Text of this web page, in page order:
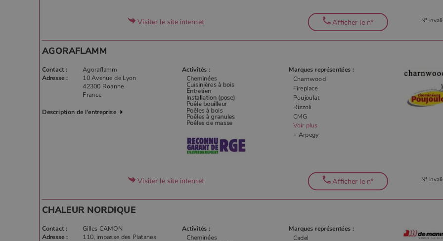
N°
Afficher le n°
Visiter le site internet
AGORAFLAMM
Contact :
Agoraflamm
Adresse :
10 Avenue de Lyon
42300 Roanne
France
Description de l'entreprise
Activités :
Marques représentées :
Charnwood
Fireplace
Poujoulat
Rizzoli
CMG
Voir plus
+ Arpegy
N°
Afficher le n°
Visiter le site internet
CHALEUR NORDIQUE
Contact : Gilles CAMON
Adresse : 110, impasse des Platanes
Activités : Marques représentées :
Cadel